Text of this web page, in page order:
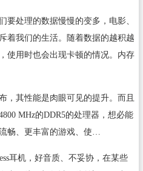
处理的数据慢慢的变多，电影、
着我们的生活。随着数据的越积越
使用时也会出现卡顿的情况。内存
其性能是肉眼可见的提升。而且
MHz的DDR5的处理器，想必能
畅、更丰富的游戏、使…
耳机，好音质、不妥协，在某些